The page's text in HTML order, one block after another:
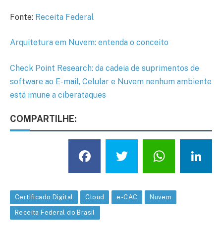
Fonte: Receita Federal
Arquitetura em Nuvem: entenda o conceito
Check Point Research: da cadeia de suprimentos de
software ao E-mail, Celular e Nuvem nenhum ambiente
está imune a ciberataques
COMPARTILHE:
Facebook
Twitter
Certificado Digital Cloud e-CAC Nuvem
Receita Federal do Brasil